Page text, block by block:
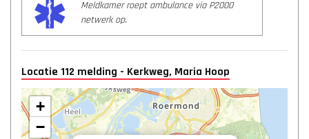
Meldkamer roept ambulance via P2000
netwerk op.
Locatie 112 melding - Kerkweg, Maria Hoop
+
−